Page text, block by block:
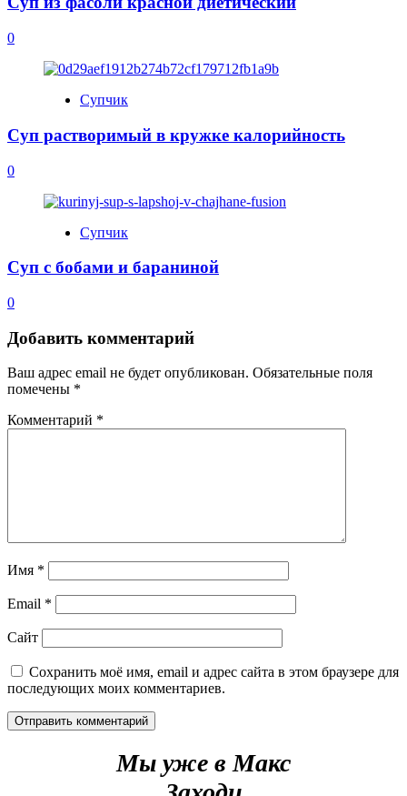
0
Супчик
Суп растворимый в кружке калорийность
0
Супчик
Суп с бобами и бараниной
0
Добавить комментарий
Ваш адрес email не будет опубликован. Обязательные поля
помечены *
Комментарий *
Имя *
Email *
Сайт
Сохранить моё имя, email и адрес сайта в этом браузере для
последующих моих комментариев.
Мы уже в Макс